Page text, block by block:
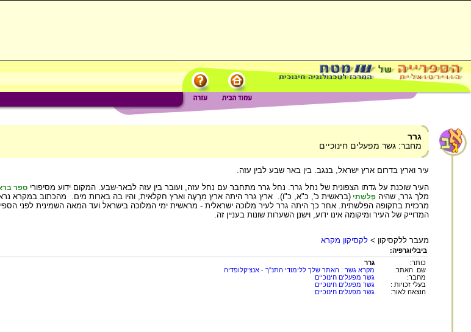
גרר
מחבר: גשר מפעלים חינוכיים
עיר וארץ בדרום ארץ ישראל, בנגב. בין באר שבע לבין עזה.
העיר שוכנת על גדתו הצפונית של נחל גרר. נחל גרר מתחבר עם נחל עזה, ועובר בין עזה לבאר-שבע. המקום ידוע מסיפורי ספר
מלך גרר, שהיה פְּלִשְׁתִי (בראשית כ', כ"א, כ"ו). ארץ גרר היתה ארץ מִרְעֶה וארץ חקלאית, והיו בה באֵרות מים. מהכתוב במקרא
מרכזית בתקופה הפלשתית. אחר כך היתה גרר לעיר מלוכה ישראלית - מראשית ימי המלוכה בישראל ועד המאה השמינית לפני
המדוייק של העיר ומיקומה אינו ידוע, וישנן השערות שונות בעניין זה.
מעבר ללקסיקון > לקסיקון מקרא
ביבליוגרפיה:
כותר:
גרר
שם האתר:
מקרא גשר : האתר שלך ללימודי התנ"ך - אנציקלופדיה
מחבר:
גשר מפעלים חינוכיים
בעלי זכויות :
גשר מפעלים חינוכיים
הוצאה לאור:
גשר מפעלים חינוכיים